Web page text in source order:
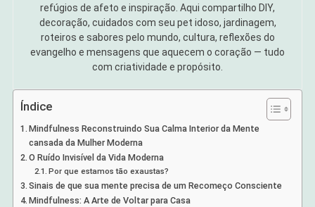
refúgios de afeto e inspiração. Aqui compartilho DIY,
decoração, cuidados com seu pet idoso, jardinagem,
roteiros e sabores pelo mundo, cultura, reflexões do
evangelho e mensagens que aquecem o coração — tudo
com criatividade e propósito.
Índice
Mindfulness Reconstruindo Sua Calma Interior da Mente
cansada da Mulher Moderna
O Ruído Invisível da Vida Moderna
Por que estamos tão exaustas?
Sinais de que sua mente precisa de um Recomeço Consciente
Mindfulness: A Arte de Voltar para Casa